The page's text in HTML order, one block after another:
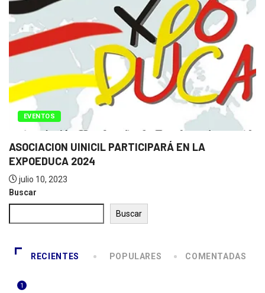
EVENTOS
ASOCIACION UINICIL PARTICIPARÁ EN LA
EXPOEDUCA 2024
julio 10, 2023
Buscar
Buscar
RECIENTES POPULARES COMENTADAS
1